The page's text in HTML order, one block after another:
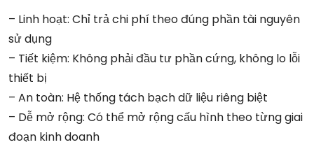
– Linh hoạt: Chỉ trả chi phí theo đúng phần tài nguyên
sử dụng
– Tiết kiệm: Không phải đầu tư phần cứng, không lo lỗi
thiết bị
– An toàn: Hệ thống tách bạch dữ liệu riêng biệt
– Dễ mở rộng: Có thể mở rộng cấu hình theo từng giai
đoạn kinh doanh